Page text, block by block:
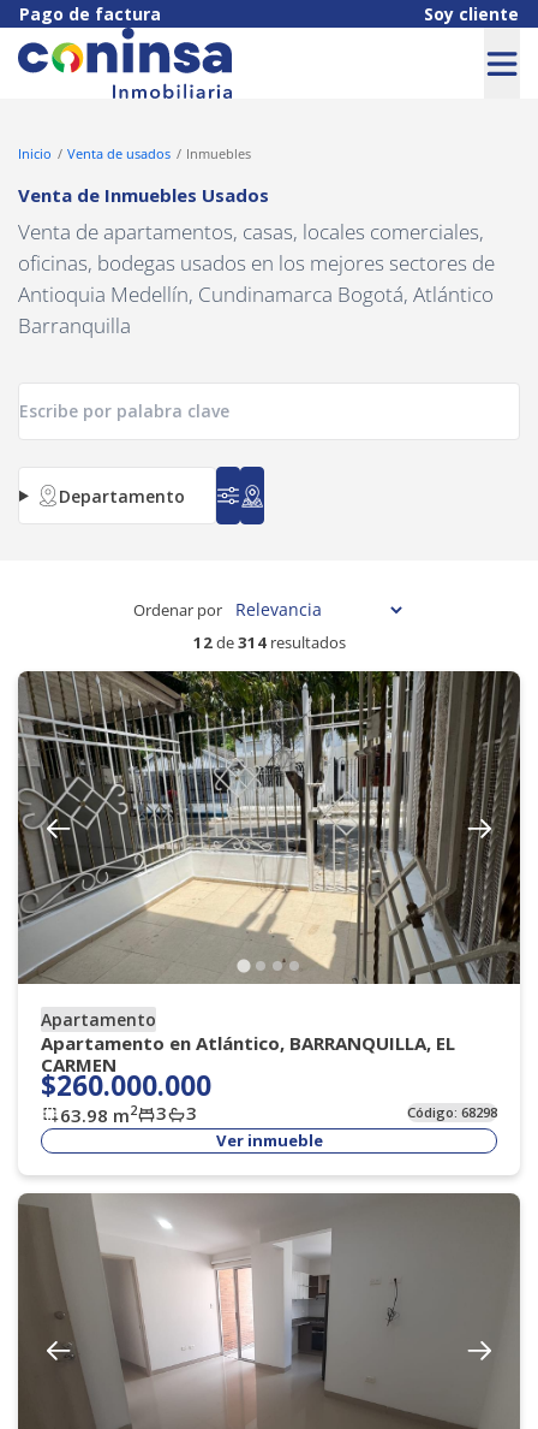
Pago de factura Soy cliente
Inicio Venta de usados Inmuebles
Venta de Inmuebles Usados
Venta de apartamentos, casas, locales comerciales,
oficinas, bodegas usados en los mejores sectores de
Antioquia Medellín, Cundinamarca Bogotá, Atlántico
Barranquilla
Departamento
12de314resultados
Ordenar por
Apartamento
Apartamento en Atlántico, BARRANQUILLA, EL
CARMEN
$260.000.000
63.98 m2 3 3 Código:68298
Ver inmueble
Navigated to Venta de Inmuebles Usados